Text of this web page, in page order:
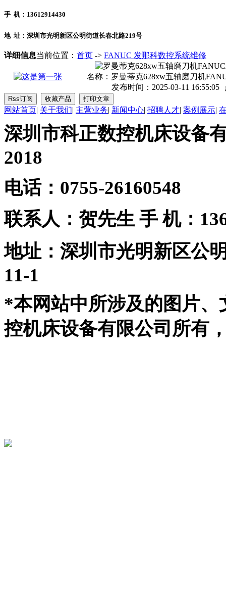
手 机：13612914430
地 址：深圳市光明新区公明街道长春北路219号
详细信息当前位置： 首页 -> FANUC 发那科数控系统维修
名称： 罗曼蒂克628xw五轴磨刀机
发布时间：2025-03-11 16:55:05
网站首页| 关于我们| 主营业务| 新闻中心| 招聘人才| 案例展示|
深圳市科正数控机床设备
2018
电话：0755-26160548
联系人：贺先生 手 机：
地址：深圳市光明新区公
11-1
*本网站中所涉及的图片
控机床设备有限公司所有